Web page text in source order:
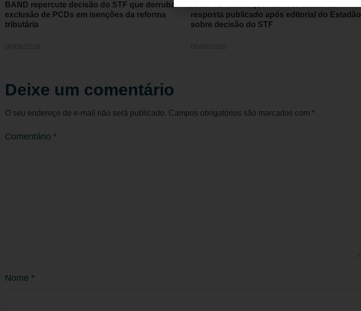
BAND repercute decisão do STF que derruba
exclusão de PCDs em isenções da reforma
tributária
resposta publicado após editorial do Estadão
sobre decisão do STF
Deixe um comentário
O seu endereço de e-mail não será publicado. Campos obrigatórios são marcados com *
Comentário *
Nome *